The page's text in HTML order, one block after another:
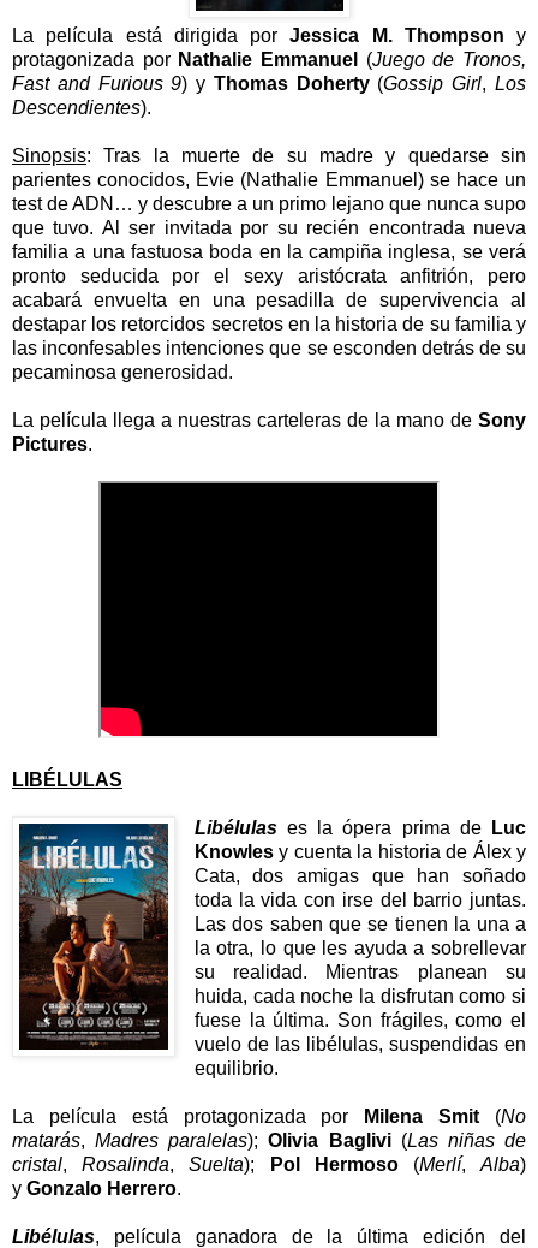
La película está dirigida porJessica M. Thompson y
protagonizada por Nathalie Emmanuel (Juego de Tronos,
Fast and Furious 9) y Thomas Doherty(Gossip Girl,Los
Descendientes).
Sinopsis:Tras la muerte de su madre y quedarse sin
parientes conocidos, Evie (Nathalie Emmanuel) se hace un
test de ADN… y descubre a un primo lejano que nunca supo
que tuvo. Al ser invitada por su recién encontrada nueva
familia a una fastuosa boda en la campiña inglesa, se verá
pronto seducida por el sexy aristócrata anfitrión, pero
acabará envuelta en una pesadilla de supervivencia al
destapar los retorcidos secretos en la historia de su familia y
las inconfesables intenciones que se esconden detrás de su
pecaminosa generosidad.
La película llega a nuestras carteleras de la mano de Sony
Pictures.
LIBÉLULAS
Libélulases la ópera prima de
Luc
Knowlesy cuenta la historia de Álex y
Cata, dos amigas que han soñado
toda la vida con irse del barrio juntas.
Las dos saben que se tienen la una a
la otra, lo que les ayuda a sobrellevar
su realidad. Mientras planean su
huida, cada noche la disfrutan como si
fuese la última. Son frágiles, como el
vuelo de las libélulas, suspendidas en
equilibrio.
La película está protagonizada por Milena Smit (No
matarás,Madres paralelas);Olivia Baglivi(Las niñas de
cristal,Rosalinda,Suelta); Pol Hermoso(Merlí,Alba)
y Gonzalo Herrero.
Libélulas, película ganadora de la última edición del